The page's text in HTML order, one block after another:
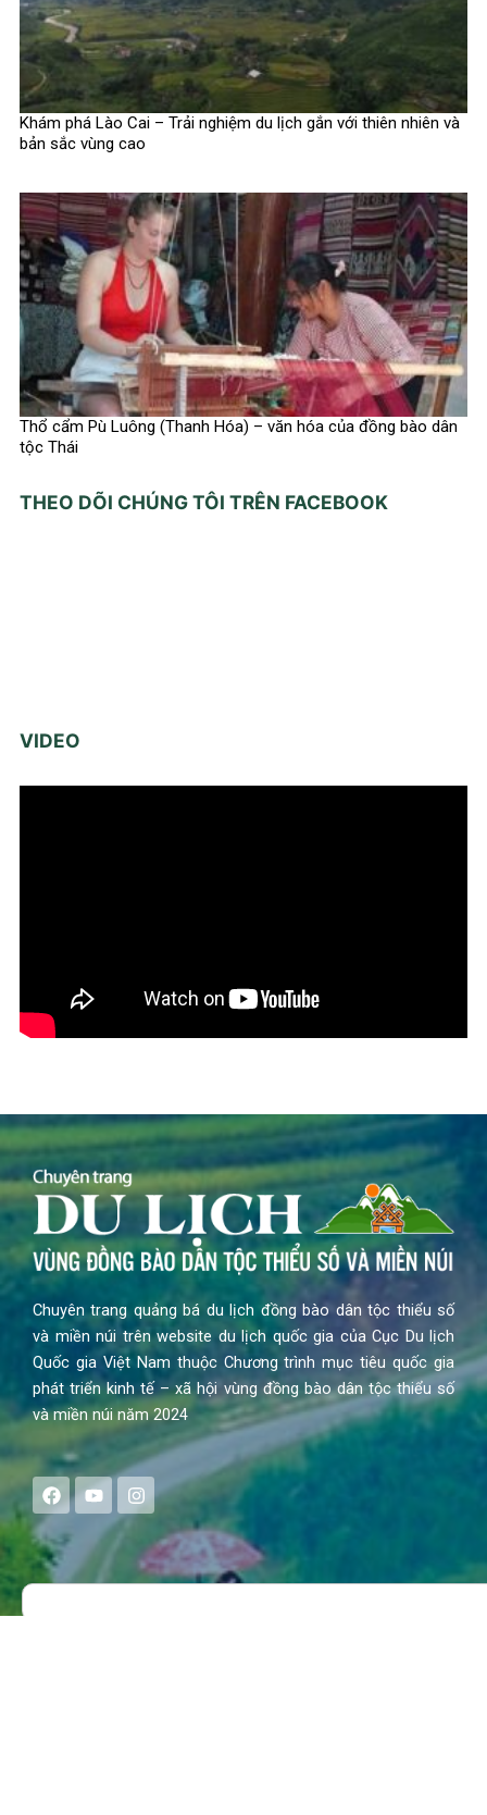
Khám phá Lào Cai – Trải nghiệm du lịch gắn với thiên nhiên và
bản sắc vùng cao
Thổ cẩm Pù Luông (Thanh Hóa) – văn hóa của đồng bào dân
tộc Thái
THEO DÕI CHÚNG TÔI TRÊN FACEBOOK
VIDEO
Chuyên trang quảng bá du lịch đồng bào dân tộc thiểu số
và miền núi trên website du lịch quốc gia của Cục Du lịch
Quốc gia Việt Nam thuộc Chương trình mục tiêu quốc gia
phát triển kinh tế – xã hội vùng đồng bào dân tộc thiểu số
và miền núi năm 2024
F
a
e
b
o
Y
o
t
b
I
n
s
a
g
Search